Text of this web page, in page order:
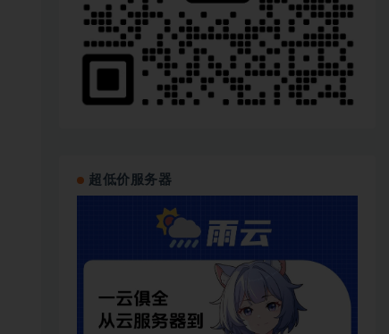
超低价服务器